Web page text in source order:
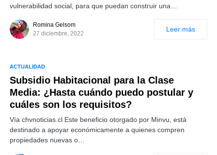
vulnerabilidad social, para que puedan construir una…
Romina Gelsom
27 diciembre, 2022
Leer más
ACTUALIDAD
Subsidio Habitacional para la Clase
Media: ¿Hasta cuándo puedo postular y
cuáles son los requisitos?
Vía chvnoticias.cl Este beneficio otorgado por Minvu, está
destinado a apoyar económicamente a quienes compren
propiedades nuevas o…